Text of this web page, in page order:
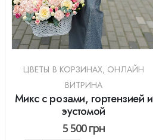
ЦВЕТЫ В КОРЗИНАХ, ОНЛАЙН
ВИТРИНА
Микс с розами, гортензией и
эустомой
5 500грн